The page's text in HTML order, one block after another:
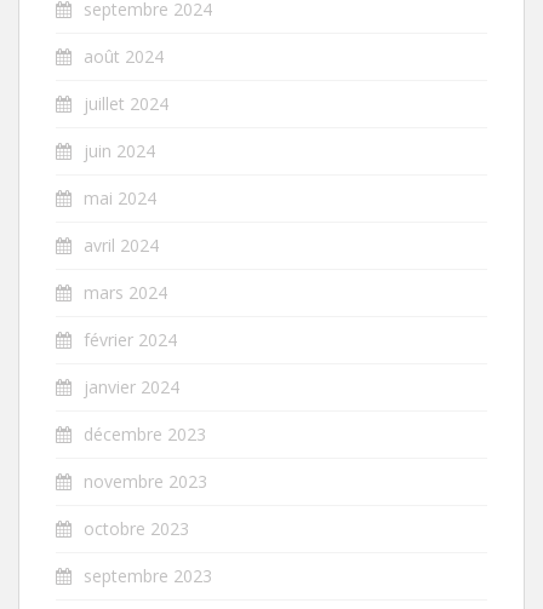
septembre 2024
août 2024
juillet 2024
juin 2024
mai 2024
avril 2024
mars 2024
février 2024
janvier 2024
décembre 2023
novembre 2023
octobre 2023
septembre 2023